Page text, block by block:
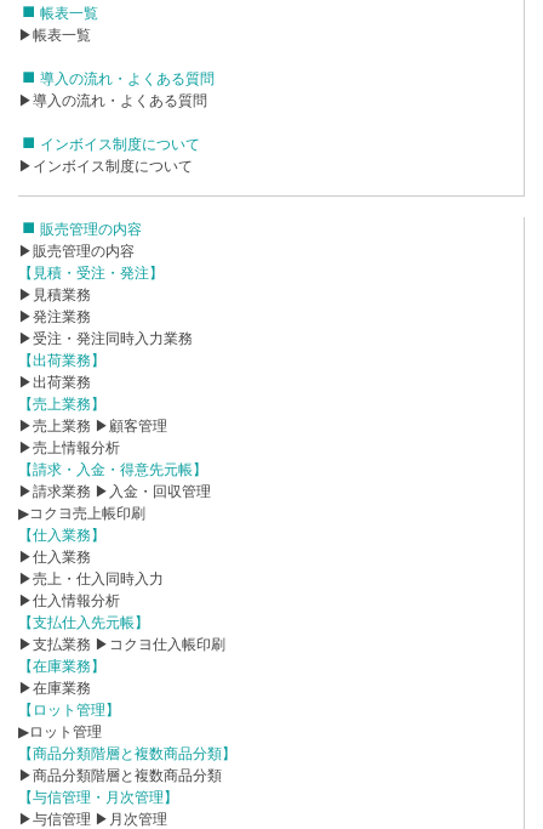
帳表一覧
▶帳表一覧
導入の流れ・よくある質問
▶導入の流れ・よくある質問
インボイス制度について
▶インボイス制度について
販売管理の内容
▶販売管理の内容
【見積・受注・発注】
▶見積業務
▶発注業務
▶受注・発注同時入力業務
【出荷業務】
▶出荷業務
【売上業務】
▶売上業務 ▶顧客管理
▶売上情報分析
【請求・入金・得意先元帳】
▶請求業務 ▶入金・回収管理
▶コクヨ売上帳印刷
【仕入業務】
▶仕入業務
▶売上・仕入同時入力
▶仕入情報分析
【支払仕入先元帳】
▶支払業務 ▶コクヨ仕入帳印刷
【在庫業務】
▶在庫業務
【ロット管理】
▶ロット管理
【商品分類階層と複数商品分類】
▶商品分類階層と複数商品分類
【与信管理・月次管理】
▶与信管理 ▶月次管理